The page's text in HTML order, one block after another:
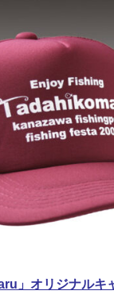
」オリジナルキ